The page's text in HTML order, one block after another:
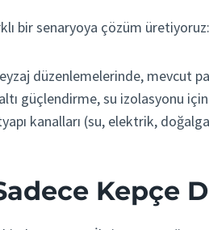
bir senaryoya çözüm üretiyoruz:
düzenlemelerinde, mevcut
güçlendirme, su izolasyonu
kanalları (su, elektrik,
Kepçe